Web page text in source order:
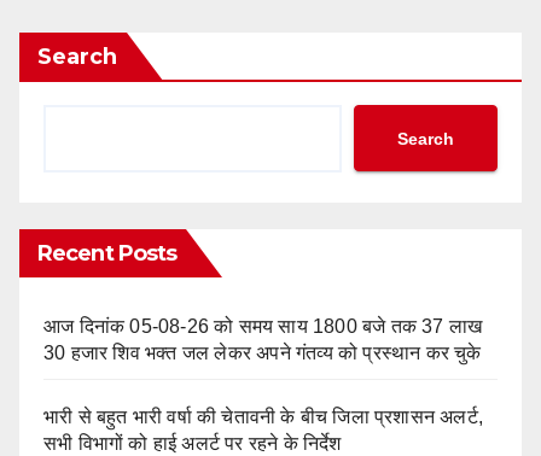
Search
Search
Recent Posts
आज दिनांक 05-08-26 को समय साय 1800 बजे तक 37 लाख
30 हजार शिव भक्त जल लेकर अपने गंतव्य को प्रस्थान कर चुके
भारी से बहुत भारी वर्षा की चेतावनी के बीच जिला प्रशासन अलर्ट,
सभी विभागों को हाई अलर्ट पर रहने के निर्देश